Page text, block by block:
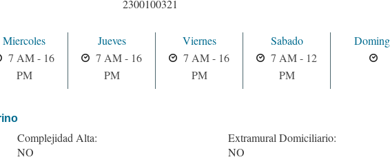
2300100321
Miercoles
7 AM - 16
PM
Jueves
7 AM - 16
PM
Viernes
7 AM - 16
PM
Sabado
7 AM - 12
PM
Complejidad Alta:
NO
Extramural Domiciliario:
NO